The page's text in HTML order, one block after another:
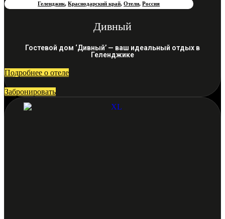
Геленджик,Краснодарский край,Отели,Россия
Дивный
Гостевой дом ‘Дивный’ — ваш идеальный отдых в
Геленджике
Подробнее о отеле
Забронировать